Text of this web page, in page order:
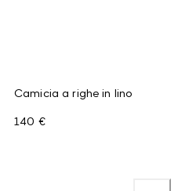
Camicia a righe in lino
140 €